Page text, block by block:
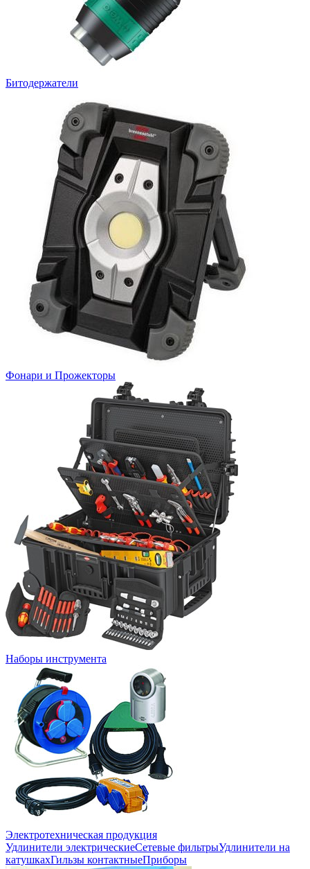
Битодержатели
Фонари и Прожекторы
Наборы инструмента
Электротехническая продукция
Удлинители электрическиеСетевые фильтрыУдлинители на
катушкахГильзы контактныеПриборы